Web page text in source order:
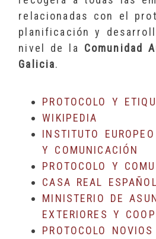
relacionadas con el
planificación y
nivel de la Comunidad
Galicia.
PROTOCOLO Y
WIKIPEDIA
INSTITUTO
Y COMUNICACIÓN
PROTOCOLO Y
CASA REAL
MINISTERIO DE
EXTERIORES Y
PROTOCOLO NOVIOS